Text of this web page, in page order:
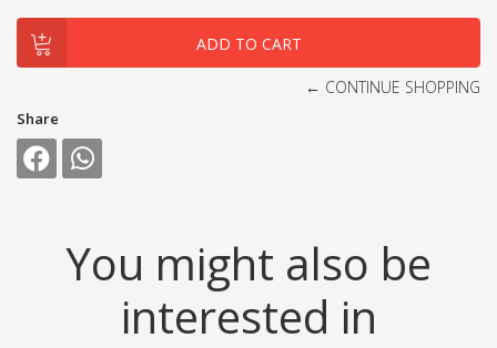
← CONTINUE SHOPPING
Share
You might also be
interested in